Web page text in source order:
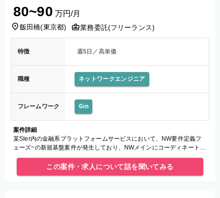
80~90 万円/月
飯田橋(東京都) 業務委託(フリーランス)
特徴 週5日／高単価
職種 ネットワークエンジニア
フレームワーク Gin
案件詳細
某SIer内の金融系プラットフォームサービスにおいて、NW要件定義フ
ェーズ~の新規基盤案件が発生しており、NWメインにコーディネートが
できる人材として業務をご担当していただきます。
この案件・求人について話を聞いてみる